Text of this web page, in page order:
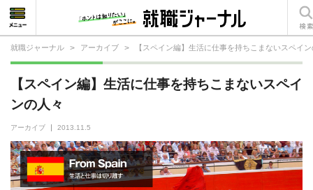
就職ジャーナル > アーカイブ > 【スペイン編】生活に仕事を持ちこまないスペイ
【スペイン編】生活に仕事を持ちこまないスペイ
ンの人々
アーカイブ 2013.11.5
就活相談
就活ノウハウ
仕事の選び方・ヒント
仕事とは？
就活コラム